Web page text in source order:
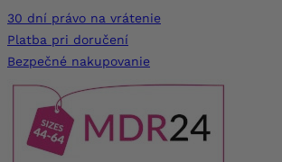
30 dní právo na vrátenie
Platba pri doručení
Bezpečné nakupovanie